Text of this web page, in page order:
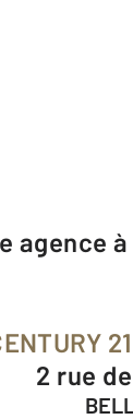
agence
CENTURY
2 rue